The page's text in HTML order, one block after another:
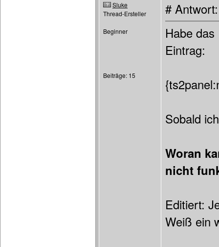
Sluke
Thread-Ersteller
Beginner
Beiträge: 15
#
Habe
Eintrag:
Sobald
Woran
nicht
Editiert:
Weiß ein